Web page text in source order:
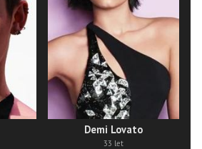
Demi Lovato
33 let